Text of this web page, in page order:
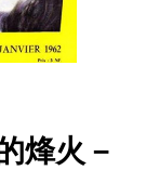
烽火－